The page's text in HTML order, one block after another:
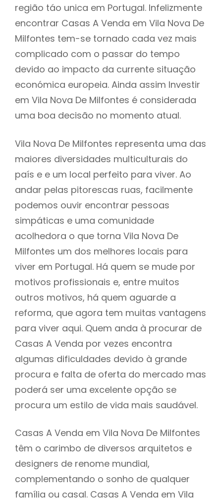
região táo unica em Portugal. Infelizmente
encontrar Casas A Venda em Vila Nova De
Milfontes tem-se tornado cada vez mais
complicado com o passar do tempo
devido ao impacto da currente situação
económica europeia. Ainda assim Investir
em Vila Nova De Milfontes é considerada
uma boa decisão no momento atual.
Vila Nova De Milfontes representa uma das
maiores diversidades multiculturais do
país e e um local perfeito para viver. Ao
andar pelas pitorescas ruas, facilmente
podemos ouvir encontrar pessoas
simpáticas e uma comunidade
acolhedora o que torna Vila Nova De
Milfontes um dos melhores locais para
viver em Portugal. Há quem se mude por
motivos profissionais e, entre muitos
outros motivos, há quem aguarde a
reforma, que agora tem muitas vantagens
para viver aqui. Quem anda à procurar de
Casas A Venda por vezes encontra
algumas dificuldades devido à grande
procura e falta de oferta do mercado mas
poderá ser uma excelente opção se
procura um estilo de vida mais saudável.
Casas A Venda em Vila Nova De Milfontes
têm o carimbo de diversos arquitetos e
designers de renome mundial,
complementando o sonho de qualquer
família ou casal. Casas A Venda em Vila